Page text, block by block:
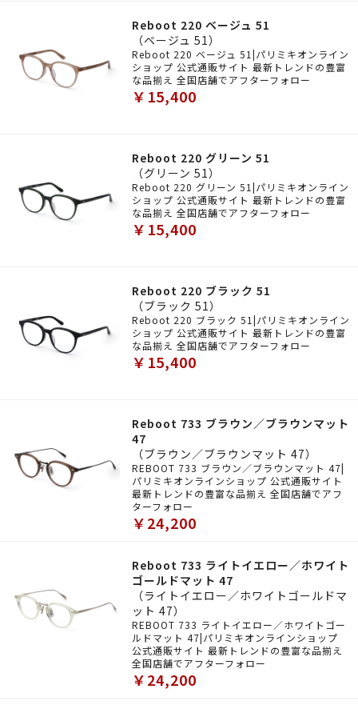
Reboot 220 ベージュ 51
（ベージュ 51）
Reboot 220 ベージュ 51|パリミキオンライン
ショップ 公式通販サイト 最新トレンドの豊富
な品揃え 全国店舗でアフターフォロー
￥15,400
Reboot 220 グリーン 51
（グリーン 51）
Reboot 220 グリーン 51|パリミキオンライン
ショップ 公式通販サイト 最新トレンドの豊富
な品揃え 全国店舗でアフターフォロー
￥15,400
Reboot 220 ブラック 51
（ブラック 51）
Reboot 220 ブラック 51|パリミキオンライン
ショップ 公式通販サイト 最新トレンドの豊富
な品揃え 全国店舗でアフターフォロー
￥15,400
Reboot 733 ブラウン／ブラウンマット
47
（ブラウン／ブラウンマット 47）
REBOOT 733 ブラウン／ブラウンマット 47|
パリミキオンラインショップ 公式通販サイト
最新トレンドの豊富な品揃え 全国店舗でアフ
ターフォロー
￥24,200
Reboot 733 ライトイエロー／ホワイト
ゴールドマット 47
（ライトイエロー／ホワイトゴールドマ
ット 47）
REBOOT 733 ライトイエロー／ホワイトゴー
ルドマット 47|パリミキオンラインショップ
公式通販サイト 最新トレンドの豊富な品揃え
全国店舗でアフターフォロー
￥24,200